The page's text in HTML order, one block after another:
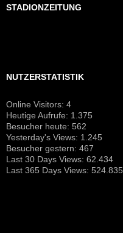
STADIONZEITUNG
NUTZERSTATISTIK
Online Visitors: 4
Heutige Aufrufe: 1.375
Besucher heute: 562
Yesterday's Views: 1.245
Besucher gestern: 467
Last 30 Days Views: 62.434
Last 365 Days Views: 524.835